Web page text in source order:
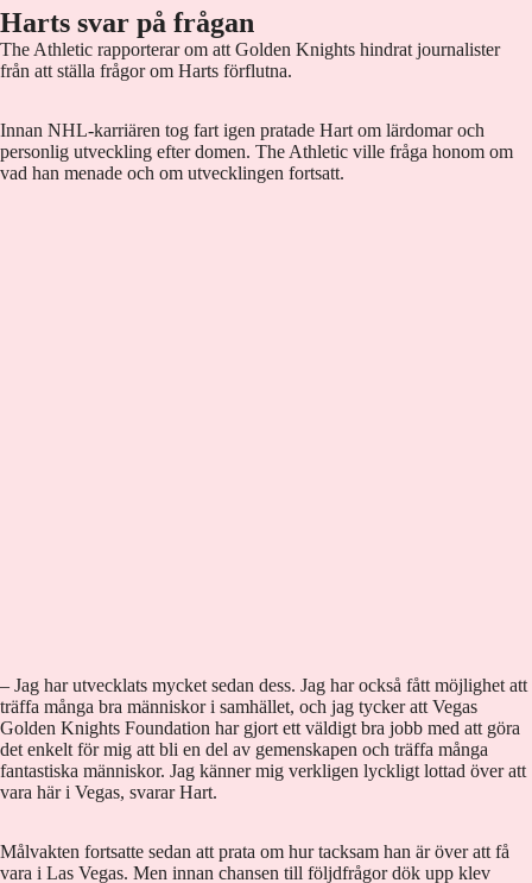
Harts svar på frågan
The Athletic rapporterar om att Golden Knights hindrat journalister
från att ställa frågor om Harts förflutna.
Innan NHL-karriären tog fart igen pratade Hart om lärdomar och
personlig utveckling efter domen. The Athletic ville fråga honom om
vad han menade och om utvecklingen fortsatt.
– Jag har utvecklats mycket sedan dess. Jag har också fått möjlighet att
träffa många bra människor i samhället, och jag tycker att Vegas
Golden Knights Foundation har gjort ett väldigt bra jobb med att göra
det enkelt för mig att bli en del av gemenskapen och träffa många
fantastiska människor. Jag känner mig verkligen lyckligt lottad över att
vara här i Vegas, svarar Hart.
Målvakten fortsatte sedan att prata om hur tacksam han är över att få
vara i Las Vegas. Men innan chansen till följdfrågor dök upp klev